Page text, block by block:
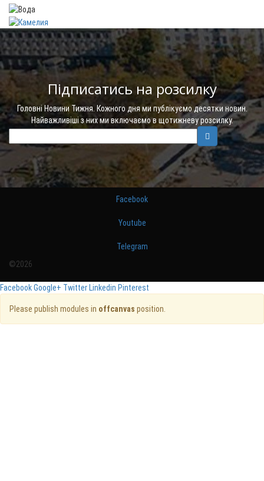
Підписатись на розсилку
Головні Новини Тижня. Кожного дня ми публікуємо десятки новин.
Найважливіші з них ми включаємо в щотижневу розсилку.
Facebook
Youtube
Telegram
©2026
FacebookGoogle+ TwitterLinkedin Pinterest
Please publish modules in offcanvas position.